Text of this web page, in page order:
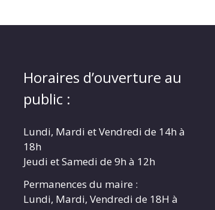
Horaires d’ouverture au
public :
Lundi, Mardi et Vendredi de 14h à
18h
Jeudi et Samedi de 9h à 12h
Permanences du maire :
Lundi, Mardi, Vendredi de 18H à